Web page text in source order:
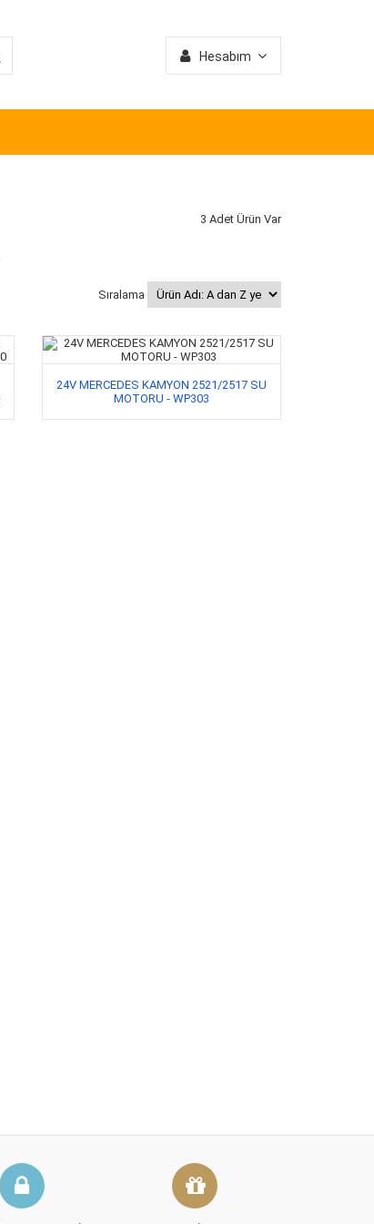
Hesabım
3 Adet Ürün Var
Sıralama
24V MERCEDES KAMYON 2521/2517 SU
MOTORU - WP303